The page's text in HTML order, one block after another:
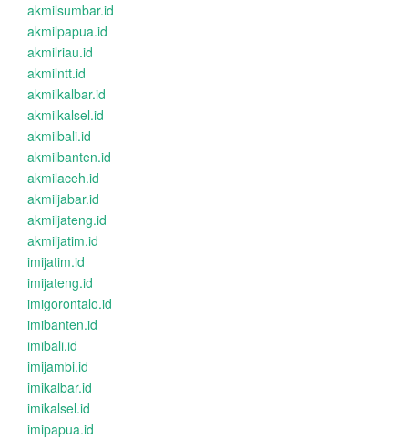
akmilsumbar.id
akmilpapua.id
akmilriau.id
akmilntt.id
akmilkalbar.id
akmilkalsel.id
akmilbali.id
akmilbanten.id
akmilaceh.id
akmiljabar.id
akmiljateng.id
akmiljatim.id
imijatim.id
imijateng.id
imigorontalo.id
imibanten.id
imibali.id
imijambi.id
imikalbar.id
imikalsel.id
imipapua.id